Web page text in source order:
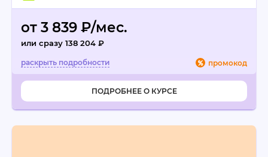
от 3 839 ₽/мес.
или сразу 138 204 ₽
промокод
ПОДРОБНЕЕ О КУРСЕ